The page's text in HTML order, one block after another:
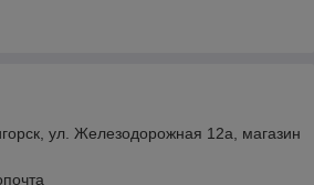
ул. Железодорожная 12а, магазин